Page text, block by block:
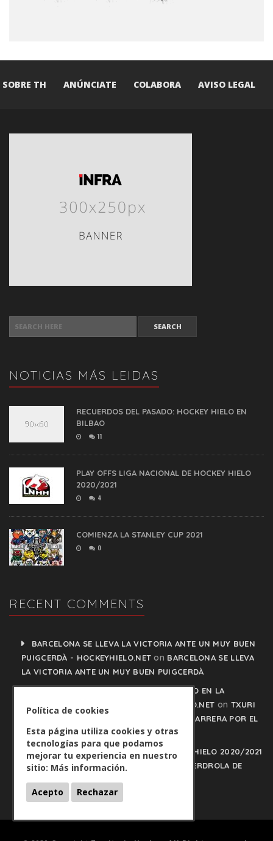
SOBRE TH ANÚNCIATE COLABORA AVISO LEGAL
NOTICIAS MÁS LEIDAS
RECUERDOS DEL PASADO: HOCKEY HIELO EN
BILBAO
11
PLAY OFFS LIGA NACIONAL DE HOCKEY HIELO
2020/2021
4
COMIENZA LA STANLEY CUP 2021
0
RECENT COMMENTS
BARCELONA SE LLEVA LA VICTORIA ANTE UN MUY BUEN
PUIGCERDÀ - HOCKEYHIELO.NET on BARCELONA SE LLEVA
LA VICTORIA ANTE UN MUY BUEN PUIGCERDÀ
TXURI URDIN Y JACA NO PISAN EL FRENO EN LA
CARRERA POR EL LIDERATO - HOCKEYHIELO.NET on TXURI
URDIN Y JACA NO PISAN EL FRENO EN LA CARRERA POR EL
LIDERATO
PLAY OFFS LIGA IBERDROLA DE HOCKEY HIELO 2020/2021
- HOCKEYHIELO.NETonPLAY OFFS LIGA IBERDROLA DE
Política de cookies
Esta página utiliza cookies y otras
tecnologías para que podamos
mejorar tu experiencia en nuestro
sitio: Más información.
Acepto Rechazar